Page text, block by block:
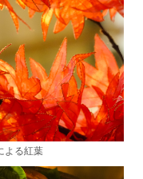
よる紅葉